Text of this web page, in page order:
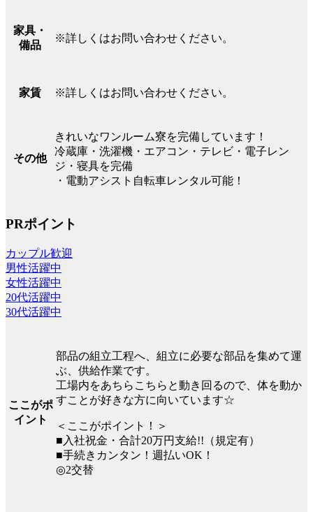
家具・
備品
※詳しくはお問い合わせください。
家賃 ※詳しくはお問い合わせください。
その他
きれいなワンルーム寮を完備しています！
冷蔵庫・洗濯機・エアコン・テレビ・電子レン
ジ・寝具を完備
・電動アシスト自転車レンタル可能！
PRポイント
カップル歓迎
男性活躍中
女性活躍中
20代活躍中
30代活躍中
ここがポ
イント
部品の組立工程へ、組立に必要な部品を集めて運
ぶ、供給作業です。
工場内をあちらこちらと動き回るので、体を動か
すことが好きな方に向いています☆
＜ここがポイント！＞
■入社祝金・合計20万円支給!!（規定有）
■手続きカンタン！週払いOK！
◎2交替